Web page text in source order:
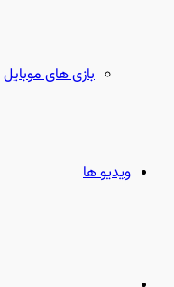
بازی های موبایل
ویدیو ها